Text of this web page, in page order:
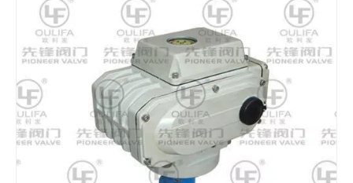
시그널 버터플라이 밸브 XD71X Manual Cast Iron Wafer Butterfly Valve Waterworks